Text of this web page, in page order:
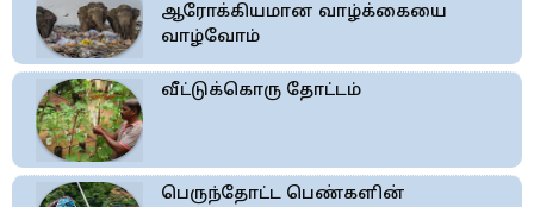
ஆரோக்கியமான வாழ்க்கையை
வாழ்வோம்
வீட்டுக்கொரு தோட்டம்
பெருந்தோட்ட பெண்களின்